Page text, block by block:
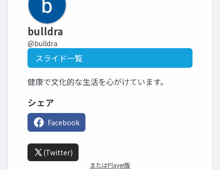
bulldra
@bulldra
スライド一覧
健康で文化的な生活を心がけています。
シェア
Facebook
(Twitter)
またはPlayer版